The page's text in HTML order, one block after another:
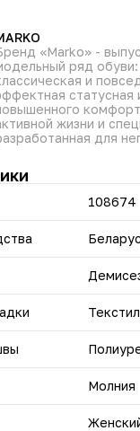
стопы.
от 37 до 42 —
включает бордо
для разных
дизайн —
юбками и
элементом
вид и
«Marko» -
ряд обуви:
и
статусная
жизни и
для
108674
Молния